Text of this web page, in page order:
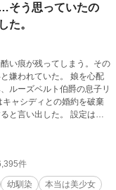
そう思っていたの
た。
い痕が残ってしまう。その
ていた。 娘を心配
ルーズベルト伯爵の息子リ
出した。 設定はゆ
件
幼馴染
本当は美少女